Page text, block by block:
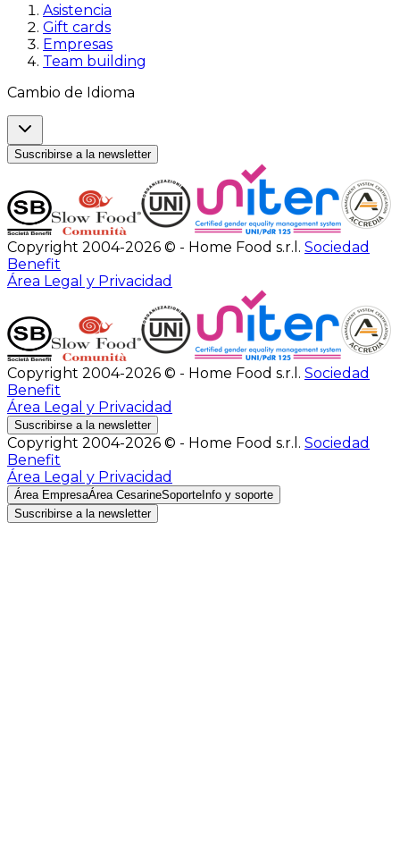
Asistencia
Gift cards
Empresas
Team building
Cambio de Idioma
Suscribirse a la newsletter
Copyright 2004-2026 © - Home Food s.r.l. Sociedad
Benefit
Área Legal y Privacidad
Copyright 2004-2026 © - Home Food s.r.l. Sociedad
Benefit
Área Legal y Privacidad
Suscribirse a la newsletter
Copyright 2004-2026 © - Home Food s.r.l. Sociedad
Benefit
Área Legal y Privacidad
Área EmpresaÁrea CesarineSoporte Info y soporte
Suscribirse a la newsletter